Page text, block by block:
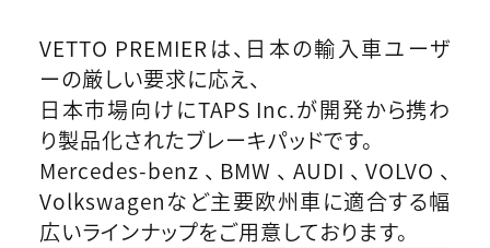
VETTO PREMIERは、日本の輸入車ユーザ
ーの厳しい要求に応え、
日本市場向けにTAPS Inc.が開発から携わ
り製品化されたブレーキパッドです。
Mercedes-benz、BMW、AUDI、VOLVO、
Volkswagenなど主要欧州車に適合する幅
広いラインナップをご用意しております。